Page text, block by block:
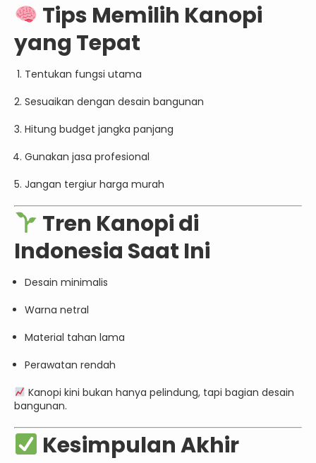
Tips Memilih Kanopi
yang Tepat
Tentukan fungsi utama
Sesuaikan dengan desain bangunan
Hitung budget jangka panjang
Gunakan jasa profesional
Jangan tergiur harga murah
Tren Kanopi di
Indonesia Saat Ini
Desain minimalis
Warna netral
Material tahan lama
Perawatan rendah
Kanopi kini bukan hanya pelindung, tapi bagian desain
bangunan.
Kesimpulan Akhir